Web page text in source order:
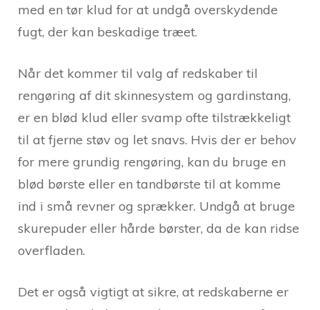
med en tør klud for at undgå overskydende
fugt, der kan beskadige træet.
Når det kommer til valg af redskaber til
rengøring af dit skinnesystem og gardinstang,
er en blød klud eller svamp ofte tilstrækkeligt
til at fjerne støv og let snavs. Hvis der er behov
for mere grundig rengøring, kan du bruge en
blød børste eller en tandbørste til at komme
ind i små revner og sprækker. Undgå at bruge
skurepuder eller hårde børster, da de kan ridse
overfladen.
Det er også vigtigt at sikre, at redskaberne er